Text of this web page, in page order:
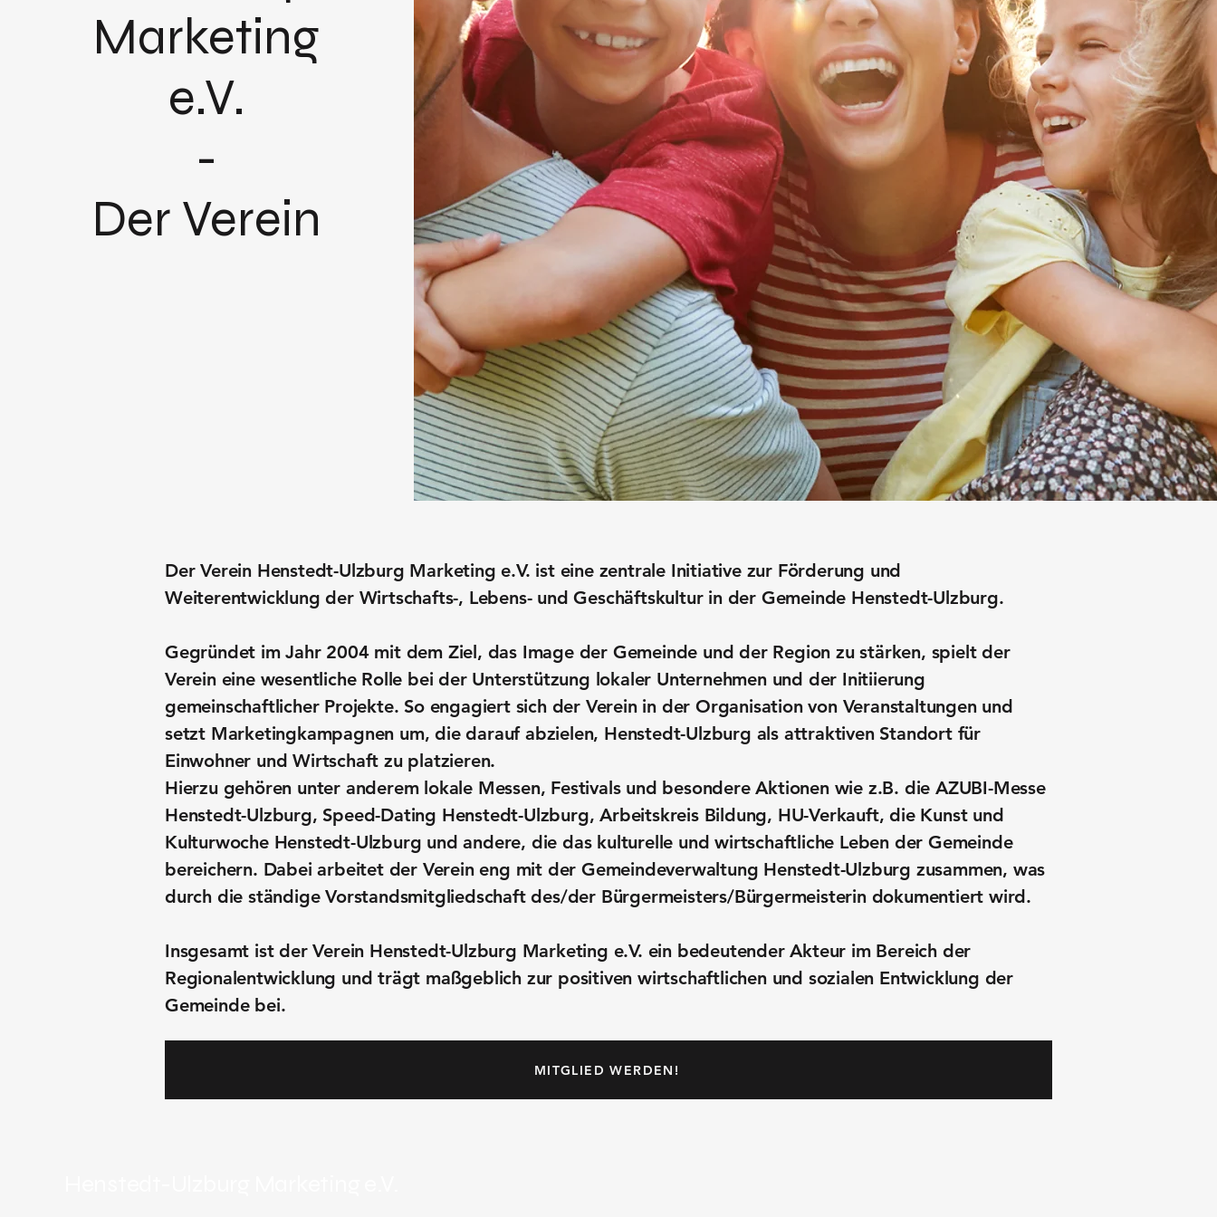
Marketing
e.V.
-
Der Verein
Der Verein Henstedt-Ulzburg Marketing e.V. ist eine zentrale Initiative zur Förderung und
Weiterentwicklung der Wirtschafts-, Lebens- und Geschäftskultur in der Gemeinde Henstedt-Ulzburg.
Gegründet im Jahr 2004 mit dem Ziel, das Image der Gemeinde und der Region zu stärken, spielt der
Verein eine wesentliche Rolle bei der Unterstützung lokaler Unternehmen und der Initiierung
gemeinschaftlicher Projekte. So engagiert sich der Verein in der Organisation von Veranstaltungen und
setzt Marketingkampagnen um, die darauf abzielen, Henstedt-Ulzburg als attraktiven Standort für
Einwohner und Wirtschaft zu platzieren.
Hierzu gehören unter anderem lokale Messen, Festivals und besondere Aktionen wie z.B. die AZUBI-Messe
Henstedt-Ulzburg, Speed-Dating Henstedt-Ulzburg, Arbeitskreis Bildung, HU-Verkauft, die Kunst und
Kulturwoche Henstedt-Ulzburg und andere, die das kulturelle und wirtschaftliche Leben der Gemeinde
bereichern. Dabei arbeitet der Verein eng mit der Gemeindeverwaltung Henstedt-Ulzburg zusammen, was
durch die ständige Vorstandsmitgliedschaft des/der Bürgermeisters/Bürgermeisterin dokumentiert wird.
Insgesamt ist der Verein Henstedt-Ulzburg Marketing e.V. ein bedeutender Akteur im Bereich der
Regionalentwicklung und trägt maßgeblich zur positiven wirtschaftlichen und sozialen Entwicklung der
Gemeinde bei.
MITGLIED WERDEN!